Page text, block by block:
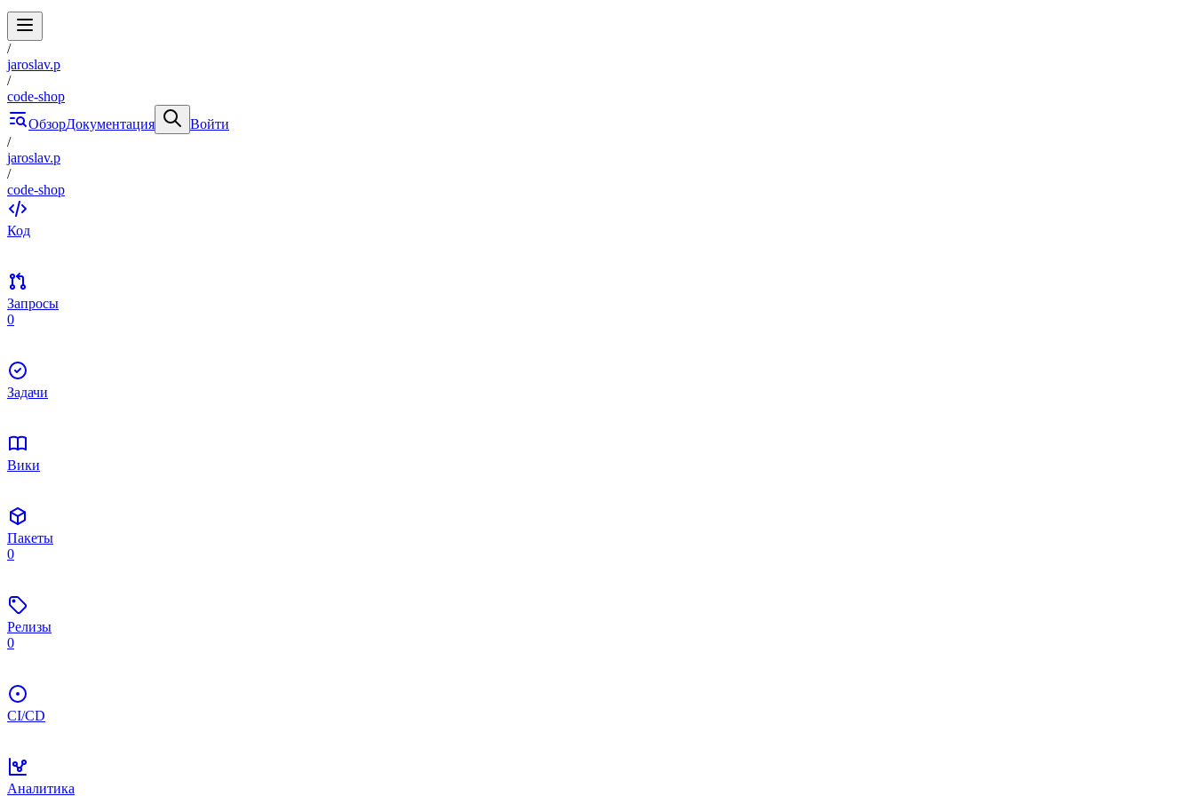
/
jaroslav.p
/
code-shop
ОбзорДокументация
Войти
/
jaroslav.p
/
code-shop
Код
Запросы
0
Задачи
Вики
Пакеты
0
Релизы
0
CI/CD
Аналитика